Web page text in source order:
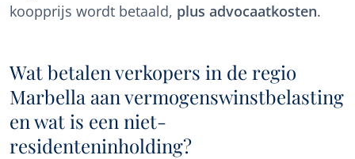
koopprijs wordt betaald, plus advocaatkosten.
Wat betalen verkopers in de regio
Marbella aan vermogenswinstbelasting
en wat is een niet-
residenteninholding?